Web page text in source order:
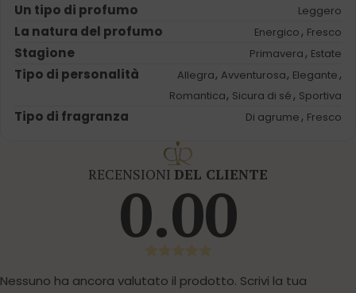
Un tipo di profumo Leggero
La natura del profumo Energico , Fresco
Stagione Primavera , Estate
Tipo di personalità Allegra, Avventurosa, Elegante ,
Romantica, Sicura di sé , Sportiva
Tipo di fragranza Di agrume , Fresco
RECENSIONI DEL CLIENTE
0.00
Nessuno ha ancora valutato il prodotto. Scrivi la tua